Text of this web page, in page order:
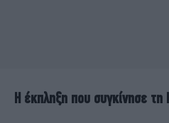
Η έκπληξη που συγκίνησε τη